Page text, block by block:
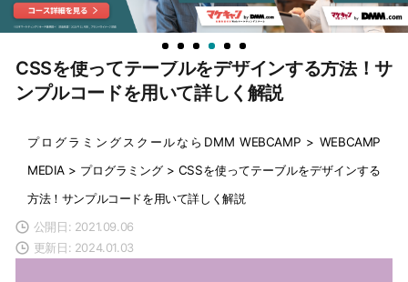
CSSを使ってテーブルをデザインする方法！サ
ンプルコードを用いて詳しく解説
プログラミングスクールならDMM WEBCAMP > WEBCAMP
MEDIA > プログラミング> CSSを使ってテーブルをデザインする
方法！サンプルコードを用いて詳しく解説
公開日: 2021.09.06
更新日: 2024.01.03